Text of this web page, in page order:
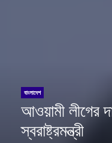
বাংলাদেশ
আওয়ামী লীগের
স্বরাষ্ট্রমন্ত্রী